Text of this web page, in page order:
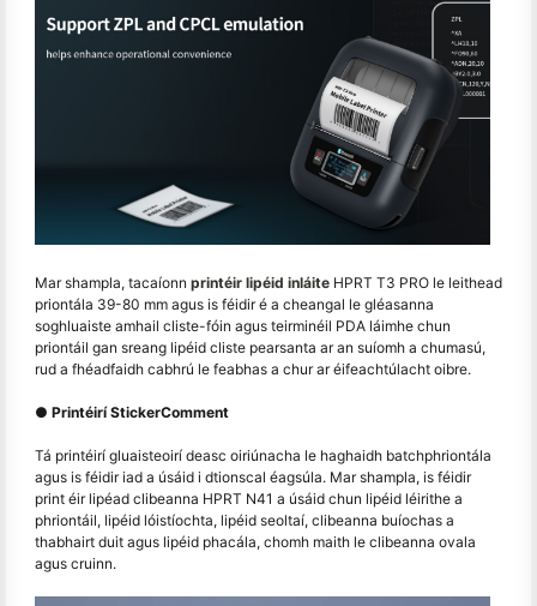
Mar shampla, tacaíonn printéir lipéid inláite HPRT T3 PRO le leithead
priontála 39-80 mm agus is féidir é a cheangal le gléasanna
soghluaiste amhail cliste-fóin agus teirminéil PDA láimhe chun
priontáil gan sreang lipéid cliste pearsanta ar an suíomh a chumasú,
rud a fhéadfaidh cabhrú le feabhas a chur ar éifeachtúlacht oibre.
● Printéirí StickerComment
Tá printéirí gluaisteoirí deasc oiriúnacha le haghaidh batchphriontála
agus is féidir iad a úsáid i dtionscal éagsúla. Mar shampla, is féidir
print éir lipéad clibeanna HPRT N41 a úsáid chun lipéid léirithe a
phriontáil, lipéid lóistíochta, lipéid seoltaí, clibeanna buíochas a
thabhairt duit agus lipéid phacála, chomh maith le clibeanna ovala
agus cruinn.